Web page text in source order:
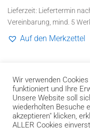
Lieferzeit: Liefertermin
Vereinbarung, mind. 5
Auf den Merkzettel
Wir verwenden
funktioniert und Ihre
Unsere Website soll
wiederholten Besuche
akzeptieren" klicken,
ALLER Cookies